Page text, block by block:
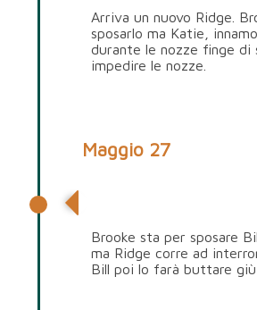
Arriva un nuovo Ridge.
sposarlo ma Katie,
durante le nozze finge di
impedire le nozze.
Maggio 27
Brooke sta per sposare
ma Ridge corre ad
Bill poi lo farà buttare giù